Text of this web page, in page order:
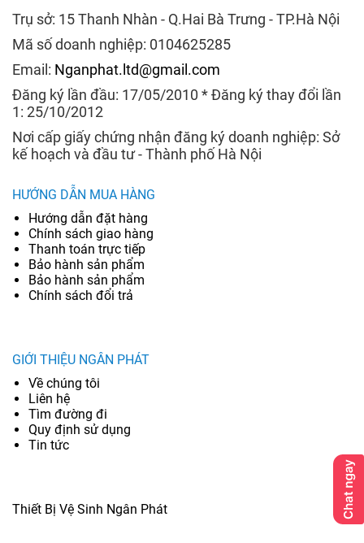
Trụ sở: 15 Thanh Nhàn - Q.Hai Bà Trưng - TP.Hà Nội
Mã số doanh nghiệp: 0104625285
Email: Nganphat.ltd@gmail.com
Đăng ký lần đầu: 17/05/2010 * Đăng ký thay đổi lần
1: 25/10/2012
Nơi cấp giấy chứng nhận đăng ký doanh nghiệp: Sở
kế hoạch và đầu tư - Thành phố Hà Nội
HƯỚNG DẪN MUA HÀNG
Hướng dẫn đặt hàng
Chính sách giao hàng
Thanh toán trực tiếp
Bảo hành sản phẩm
Bảo hành sản phẩm
Chính sách đổi trả
GIỚI THIỆU NGÂN PHÁT
Về chúng tôi
Liên hệ
Tìm đường đi
Quy định sử dụng
Tin tức
Thiết Bị Vệ Sinh Ngân Phát